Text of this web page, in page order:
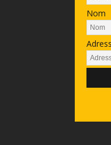
Nom